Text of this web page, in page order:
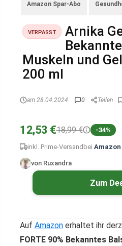
Amazon Spar-Abo
VERPASST
Arnika
Muskeln und
200 ml
am 28.04.2024 0 Teilen
12,53 €18,99 € -34%
inkl. Prime-Versand bei Amazon
von Ruxandra
Zum
Auf Amazon erhaltet ihr
FORTE 90% Bekanntes